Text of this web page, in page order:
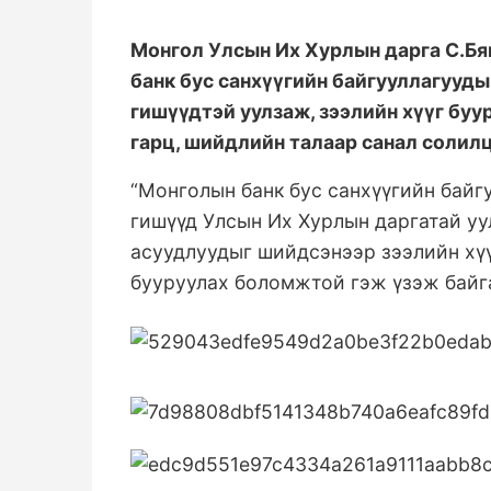
Монгол Улсын Их Хурлын дарга
банк бус санхүүгийн
гишүүдтэй уулзаж, зээлийн хүүг
гарц, шийдлийн талаар санал
“Монголын банк бус санхүүгийн
гишүүд Улсын Их Хурлын даргатай
асуудлуудыг шийдсэнээр зээлийн
бууруулах боломжтой гэж үзэж